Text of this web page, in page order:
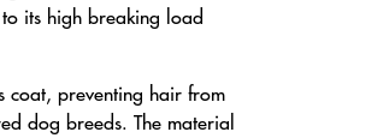
its high breaking load
coat, preventing hair from
dog breeds. The material